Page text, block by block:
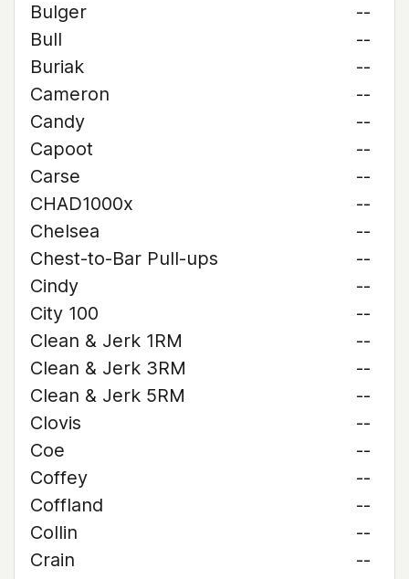
Bulger
--
Bull
--
Buriak
--
Cameron
--
Candy
--
Capoot
--
Carse
--
CHAD1000x
--
Chelsea
--
Chest-to-Bar Pull-ups
--
Cindy
--
City 100
--
Clean & Jerk 1RM
--
Clean & Jerk 3RM
--
Clean & Jerk 5RM
--
Clovis
--
Coe
--
Coffey
--
Coffland
--
Collin
--
Crain
--